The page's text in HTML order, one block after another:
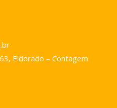
Eldorado – Contagem